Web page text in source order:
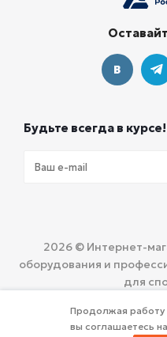
Будьте всегда в курсе!
2026 © Интернет-
оборудования и
для
Продолжая работу
вы соглашаетесь